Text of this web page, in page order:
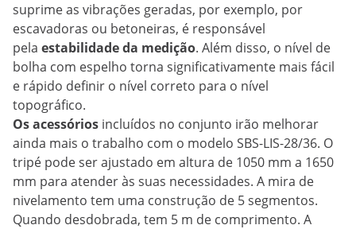
suprime as vibrações geradas, por exemplo, por
escavadoras ou betoneiras, é responsável
pela estabilidade da medição. Além disso, o nível de
bolha com espelho torna significativamente mais fácil
e rápido definir o nível correto para o nível
topográfico.
Os acessórios incluídos no conjunto irão melhorar
ainda mais o trabalho com o modelo SBS-LIS-28/36. O
tripé pode ser ajustado em altura de 1050 mm a 1650
mm para atender às suas necessidades. A mira de
nivelamento tem uma construção de 5 segmentos.
Quando desdobrada, tem 5 m de comprimento. A